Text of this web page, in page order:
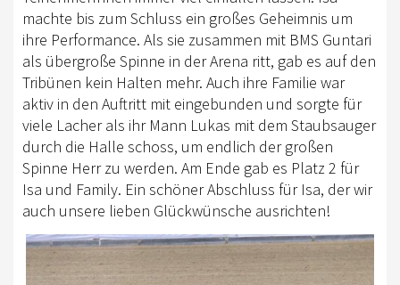
machte bis zum Schluss ein großes Geheimnis um
ihre Performance. Als sie zusammen mit BMS Guntari
als übergroße Spinne in der Arena ritt, gab es auf den
Tribünen kein Halten mehr. Auch ihre Familie war
aktiv in den Auftritt mit eingebunden und sorgte für
viele Lacher als ihr Mann Lukas mit dem Staubsauger
durch die Halle schoss, um endlich der großen
Spinne Herr zu werden. Am Ende gab es Platz 2 für
Isa und Family. Ein schöner Abschluss für Isa, der wir
auch unsere lieben Glückwünsche ausrichten!